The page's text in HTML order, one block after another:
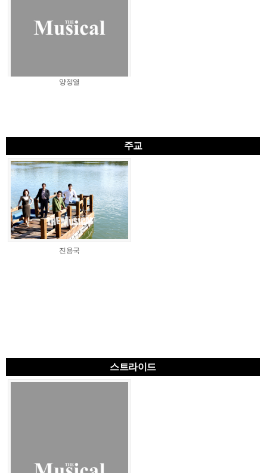
양정열
주교
진용국
스트라이드